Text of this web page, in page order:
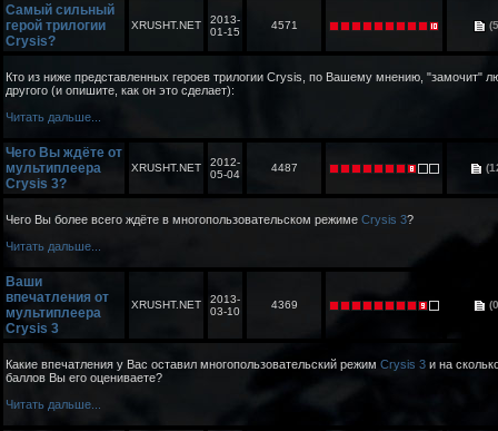
Самый сильный
герой трилогии
Crysis?
XRUSHT.NET
2013-
01-15
4571
Кто из ниже представленных героев трилогии Crysis, по Вашему мнению, "замочит"
другого (и опишите, как он это сделает):
Читать дальше...
Чего Вы ждёте от
мультиплеера
Crysis 3?
XRUSHT.NET
2012-
05-04
4487
Чего Вы более всего ждёте в многопользовательском режиме Crysis 3?
Читать дальше...
Ваши
впечатления от
мультиплеера
Crysis 3
XRUSHT.NET
2013-
03-10
4369
Какие впечатления у Вас оставил многопользовательский режим Crysis 3 и на
баллов Вы его оцениваете?
Читать дальше...